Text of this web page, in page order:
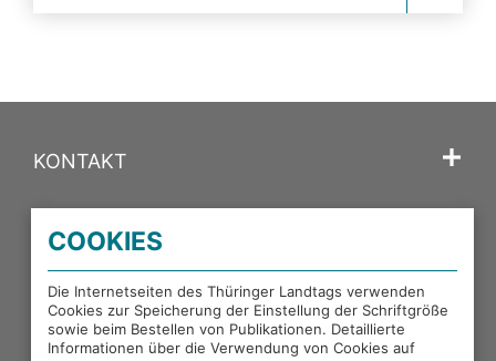
KONTAKT
PORTALE DES THÜRINGER LANDTAGS
EXTERNE LINKS
COOKIES
Die Internetseiten des Thüringer Landtags verwenden
Cookies zur Speicherung der Einstellung der Schriftgröße
sowie beim Bestellen von Publikationen. Detaillierte
Informationen über die Verwendung von Cookies auf